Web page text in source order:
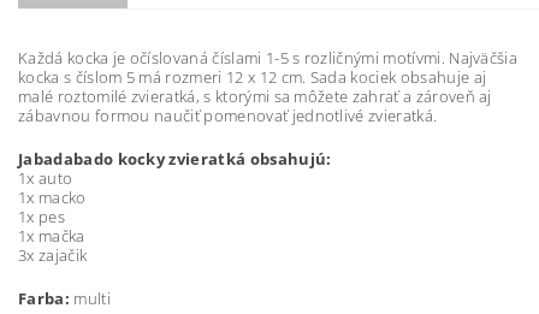
Každá kocka je očíslovaná číslami 1-5 s rozličnými motívmi. Najväčšia
kocka s číslom 5 má rozmeri 12 x 12 cm. Sada kociek obsahuje aj
malé roztomilé zvieratká, s ktorými sa môžete zahrať a zároveň aj
zábavnou formou naučiť pomenovať jednotlivé zvieratká.
Jabadabado kocky zvieratká obsahujú:
1x auto
1x macko
1x pes
1x mačka
3x zajačik
Farba: multi